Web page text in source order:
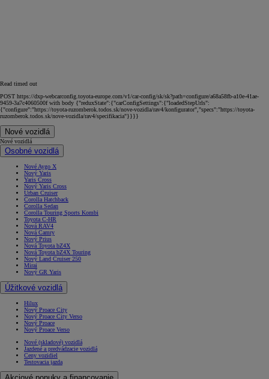
Read timed out
POST https://dxp-webcarconfig.toyota-europe.com/v1/car-config/sk/sk?path=configure/a68a58fb-a10e-41ae-
9459-3a7c4060500f with body {"reduxState":{"carConfigSettings":{"loadedStepUrls":
{"configure":"https://toyota-ruzomberok.todos.sk/nove-vozidla/rav4/konfigurator","specs":"https://toyota-
ruzomberok.todos.sk/nove-vozidla/rav4/specifikacia"}}}}
Nové vozidlá
Nové vozidlá
Osobné vozidlá
Nové Aygo X
Nový Yaris
Yaris Cross
Nový Yaris Cross
Urban Cruiser
Corolla Hatchback
Corolla Sedan
Corolla Touring Sports Kombi
Toyota C-HR
Nová RAV4
Nová Camry
Nový Prius
Nová Toyota bZ4X
Nová Toyota bZ4X Touring
Nový Land Cruiser 250
Mirai
Nový GR Yaris
Úžitkové vozidlá
Hilux
Nový Proace City
Nový Proace City Verso
Nový Proace
Nový Proace Verso
Nové (skladové) vozidlá
Jazdené a predvádzacie vozidlá
Ceny vozidiel
Testovacia jazda